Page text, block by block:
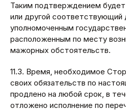
Таким подтверждением
или другой соответствующий
уполномоченным
расположенным по месту
мажорных обстоятельств.
11.3. Время, необходимое
своих обязательств по
продлено на любой срок, в
отложено исполнение по